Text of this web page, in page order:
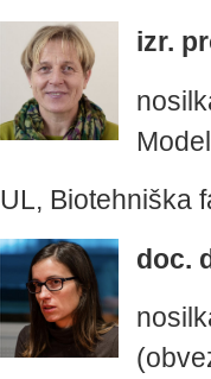
izr.
UL, Biotehniška
doc.